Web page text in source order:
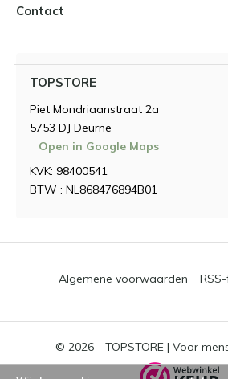
Contact
TOPSTORE
Piet Mondriaanstraat 2a
5753 DJ Deurne
Open in Google Maps
KVK: 98400541
BTW : NL868476894B01
© 2026 - TOPSTORE | Voor
Algemene voorwaarden